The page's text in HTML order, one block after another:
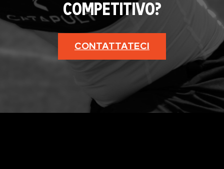
COMPETITIVO?
CONTATTATECI